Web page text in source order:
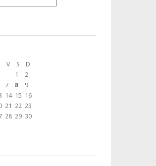
V S
D
1
2
7 8
9
14 15 16
21 22 23
28 29 30